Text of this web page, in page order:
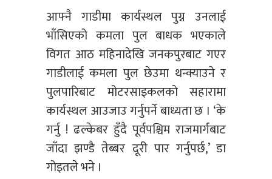
आफ्नै गाडीमा कार्यस्थल पुग्न उनलाई
भाँसिएको कमला पुल बाधक भएकाले
विगत आठ महिनादेखि जनकपुरबाट गएर
गाडीलाई कमला पुल छेउमा थन्क्याउने र
पुलपारिबाट मोटरसाइकलको सहारामा
कार्यस्थल आउजाउ गर्नुपर्ने बाध्यता छ । ‘के
गर्नु ! ढल्केबर हुँदै पूर्वपश्चिम राजमार्गबाट
जाँदा झण्डै तेब्बर दूरी पार गर्नुपर्छ,’ डा
गोइतले भने ।